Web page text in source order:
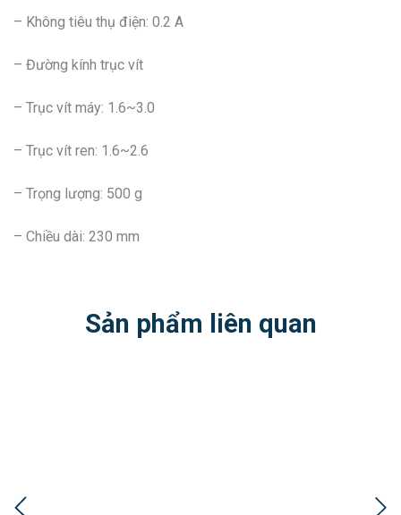
– Không tiêu thụ điện: 0.2 A
– Đường kính trục vít
– Trục vít máy: 1.6~3.0
– Trục vít ren: 1.6~2.6
– Trọng lượng: 500 g
– Chiều dài: 230 mm
Sản phẩm liên quan